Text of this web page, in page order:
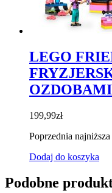
LEGO
OZDOBAMI
199,99zł
Poprzednia najniższa
Dodaj do koszyka
Podobne